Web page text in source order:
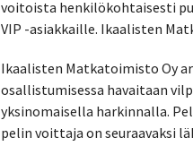
voitoista henkilökohtaisesti
VIP -asiakkaille. Ikaalisten
Ikaalisten Matkatoimisto Oy
osallistumisessa havaitaan
yksinomaisella harkinnalla.
pelin voittaja on seuraavaksi